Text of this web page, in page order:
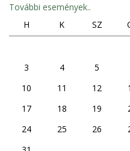
További események..
H
K SZ
3
4 5
10
11 12
17
18 19
24
25 26